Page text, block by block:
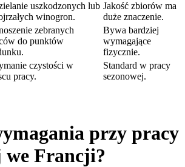
uszkodzonych lub
winogron.
Jakość zbiorów ma
duże znaczenie.
zebranych
do punktów
Bywa bardziej
wymagające
fizycznie.
czystości w
pracy.
Standard w pracy
sezonowej.
przy pracy
we Francji?